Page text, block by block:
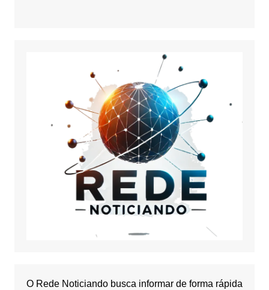
O Rede Noticiando busca informar de forma rápida